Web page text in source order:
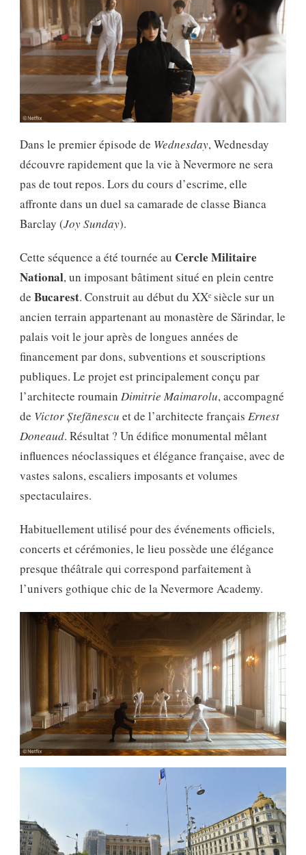
Dans le premier épisode de Wednesday, Wednesday
découvre rapidement que la vie à Nevermore ne sera
pas de tout repos. Lors du cours d’escrime, elle
affronte dans un duel sa camarade de classe Bianca
Barclay (Joy Sunday).
Cette séquence a été tournée au Cercle Militaire
National, un imposant bâtiment situé en plein centre
de Bucarest. Construit au début du XXᵉ siècle sur un
ancien terrain appartenant au monastère de Sărindar, le
palais voit le jour après de longues années de
financement par dons, subventions et souscriptions
publiques. Le projet est principalement conçu par
l’architecte roumain Dimitrie Maimarolu, accompagné
de Victor Ștefănescu et de l’architecte français Ernest
Doneaud. Résultat ? Un édifice monumental mêlant
influences néoclassiques et élégance française, avec de
vastes salons, escaliers imposants et volumes
spectaculaires.
Habituellement utilisé pour des événements officiels,
concerts et cérémonies, le lieu possède une élégance
presque théâtrale qui correspond parfaitement à
l’univers gothique chic de la Nevermore Academy.